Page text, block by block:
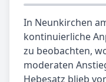
In Neunkirchen
kontinuierliche
zu beobachten,
moderaten
Hebesatz blieb